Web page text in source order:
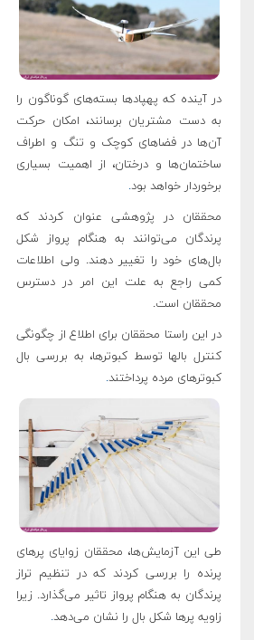
در آینده که پهپادها بسته‌های گوناگون را
به دست مشتریان برسانند، امکان حرکت
آن‌ها در فضاهای کوچک و تنگ و اطراف
ساختمان‌ها و درختان، از اهمیت بسیاری
برخوردار خواهد بود.
محققان در پژوهشی عنوان کردند که
پرندگان می‌توانند به هنگام پرواز شکل
بال‌های خود را تغییر دهند. ولی اطلاعات
کمی راجع به علت این امر در دسترس
محققان است.
در این راستا محققان برای اطلاع از چگونگی
کنترل بالها توسط کبوترها، به بررسی بال‌
کبوترهای مرده پرداختند.
طی این آزمایش‌ها، محققان زوایای پرهای
پرنده را بررسی کردند که در تنظیم تراز
پرندگان به هنگام پرواز تاثیر می‌گذارد. زیرا
زاویه پرها شکل بال را نشان می‌دهد.